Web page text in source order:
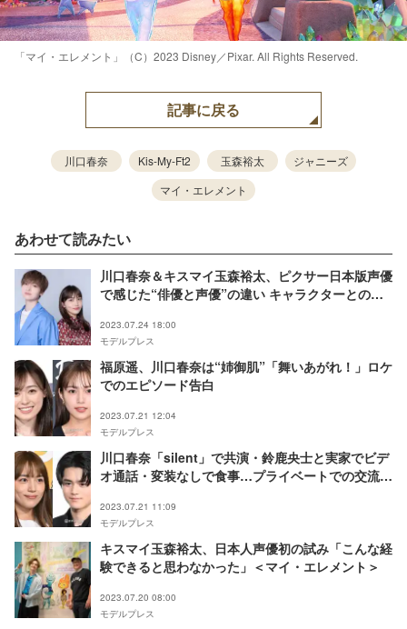
「マイ・エレメント」（C）2023 Disney／Pixar. All Rights Reserved.
記事に戻る
川口春奈 Kis-My-Ft2 玉森裕太
ジャニーズ
マイ・エレメント
あわせて読みたい
川口春奈＆キスマイ玉森裕太、ピクサー日本版声優
で感じた“俳優と声優”の違い キャラクターとの共
2023.07.24 18:00
モデルプレス
福原遥、川口春奈は“姉御肌”「舞いあがれ！」ロケ
でのエピソード告白
2023.07.21 12:04
モデルプレス
川口春奈「silent」で共演・鈴鹿央士と実家でビデ
オ通話・変装なしで食事…プライベートでの交流明
2023.07.21 11:09
モデルプレス
キスマイ玉森裕太、日本人声優初の試み「こんな経
験できると思わなかった」＜マイ・エレメント＞
2023.07.20 08:00
モデルプレス